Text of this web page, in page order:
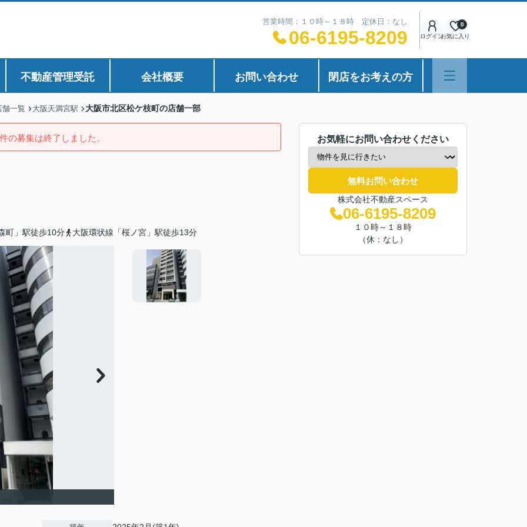
営業時間：１０時～１８時 定休日：なし
06-6195-8209 ログインお気に入り
0
不動産管理受託 会社概要 お問い合わせ 閉店をお考えの方
舗一覧 大阪天満宮駅 大阪市北区松ケ枝町の店舗一部
の募集は終了しました。
町」駅徒歩10分 大阪環状線「桜ノ宮」駅徒歩13分
お気軽にお問い合わせください
無料お問い合わせ
株式会社不動産スペース
06-6195-8209
１０時～１８時
（休：なし）